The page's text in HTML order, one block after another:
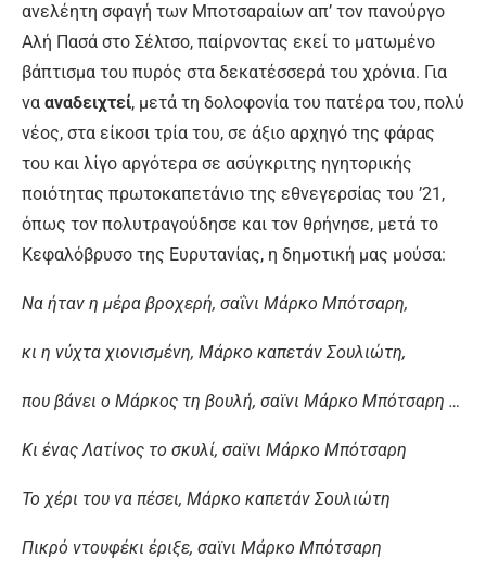
ανελέητη σφαγή των Μποτσαραίων απ’ τον πανούργο
Αλή Πασά στο Σέλτσο, παίρνοντας εκεί το ματωμένο
βάπτισμα του πυρός στα δεκατέσσερά του χρόνια. Για
να αναδειχτεί, μετά τη δολοφονία του πατέρα του, πολύ
νέος, στα είκοσι τρία του, σε άξιο αρχηγό της φάρας
του και λίγο αργότερα σε ασύγκριτης ηγητορικής
ποιότητας πρωτοκαπετάνιο της εθνεγερσίας του ’21,
όπως τον πολυτραγούδησε και τον θρήνησε, μετά το
Κεφαλόβρυσο της Ευρυτανίας, η δημοτική μας μούσα:
Να ήταν η μέρα βροχερή, σαΐνι Μάρκο Μπότσαρη,
κι η νύχτα χιονισμένη, Μάρκο καπετάν Σουλιώτη,
που βάνει ο Μάρκος τη βουλή, σαϊνι Μάρκο Μπότσαρη …
Κι ένας Λατίνος το σκυλί, σαϊνι Μάρκο Μπότσαρη
Το χέρι του να πέσει, Μάρκο καπετάν Σουλιώτη
Πικρό ντουφέκι έριξε, σαϊνι Μάρκο Μπότσαρη